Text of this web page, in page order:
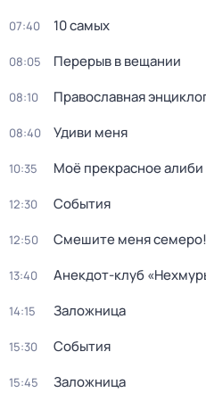
07:40 10 самых
08:05 Перерыв в вещании
08:10 Православная
08:40 Удиви меня
10:35 Моё прекрасное алиби
12:30 События
12:50 Смешите меня семеро!
13:40 Анекдот-клуб
14:15 Заложница
15:30 События
15:45 Заложница